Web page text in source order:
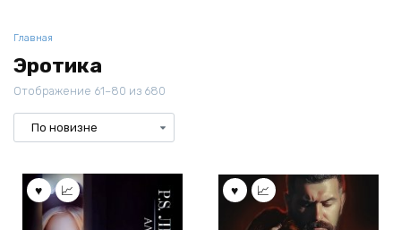
Главная
Эротика
Отображение 61–80 из 680